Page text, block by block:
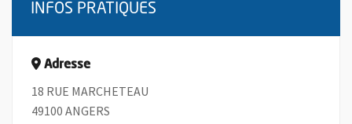
INFOS PRATIQUES
Adresse
18 RUE MARCHETEAU
49100 ANGERS